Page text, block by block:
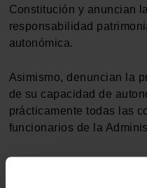
Constitución y anuncian
responsabilidad
autonómica.
Asimismo, denuncian la
de su capacidad de
prácticamente todas las
funcionarios de la
Hace un par de semanas,